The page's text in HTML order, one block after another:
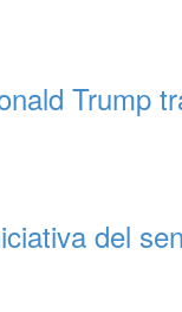
Trump
del